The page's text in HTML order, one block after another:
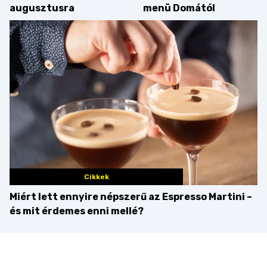
augusztusra
menü Domától
Cikkek
Miért lett ennyire népszerű az Espresso Martini –
és mit érdemes enni mellé?